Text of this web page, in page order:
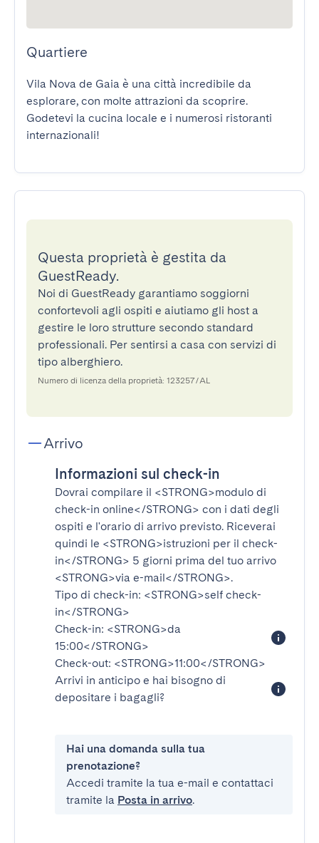
Quartiere
Vila Nova de Gaia è una città incredibile da
esplorare, con molte attrazioni da scoprire.
Godetevi la cucina locale e i numerosi ristoranti
internazionali!
Questa proprietà è gestita da
GuestReady.
Noi di GuestReady garantiamo soggiorni
confortevoli agli ospiti e aiutiamo gli host a
gestire le loro strutture secondo standard
professionali. Per sentirsi a casa con servizi di
tipo alberghiero.
Numero di licenza della proprietà: 123257/AL
Arrivo
Informazioni sul check-in
Dovrai compilare il <STRONG>modulo di
check-in online</STRONG> con i dati degli
ospiti e l'orario di arrivo previsto. Riceverai
quindi le <STRONG>istruzioni per il check-
in</STRONG> 5 giorni prima del tuo arrivo
<STRONG>via e-mail</STRONG>.
Tipo di check-in: <STRONG>self check-
in</STRONG>
Check-in: <STRONG>da
15:00</STRONG>
Check-out: <STRONG>11:00</STRONG>
Arrivi in anticipo e hai bisogno di
depositare i bagagli?
Hai una domanda sulla tua
prenotazione?
Accedi tramite la tua e-mail e contattaci
tramite la Posta in arrivo.